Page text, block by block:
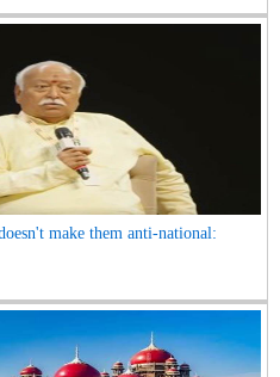
make them anti-national: